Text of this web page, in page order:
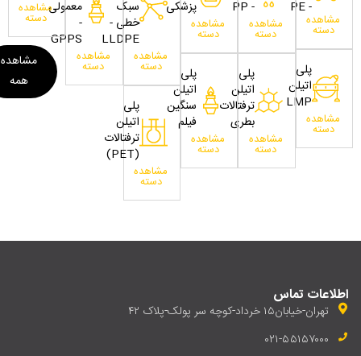
- PE
مشاهده
دسته
پلی
اتیلن
LMP
مشاهده
دسته
- PP
مشاهده
دسته
پلی
اتیلن
ترفتالات
بطری
مشاهده
دسته
پزشکی
مشاهده
دسته
پلی
اتیلن
سنگین
فیلم
مشاهده
دسته
سبک
خطی -
LLDPE
مشاهده
دسته
پلی
اتیلن
ترفتالات
(PET)
مشاهده
دسته
معمولی
-
GPPS
مشاهده
دسته
مشاهده
دسته
مشاهده
همه
اطلاعات تماس
تهران-خیابان۱۵ خرداد-کوچه سر پولک-پلاک ۴۲
۰۲۱-۵۵۱۵۷۰۰۰